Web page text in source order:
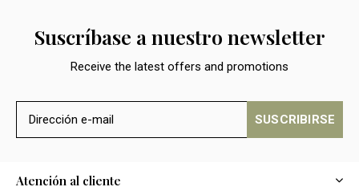
Suscríbase a nuestro newsletter
Receive the latest offers and promotions
SUSCRIBIRSE
Atención al cliente